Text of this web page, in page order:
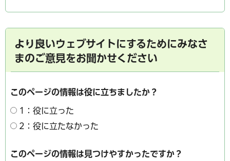
より良いウェブサイトにするためにみなさ
まのご意見をお聞かせください
このページの情報は役に立ちましたか？
1：役に立った
2：役に立たなかった
このページの情報は見つけやすかったですか？